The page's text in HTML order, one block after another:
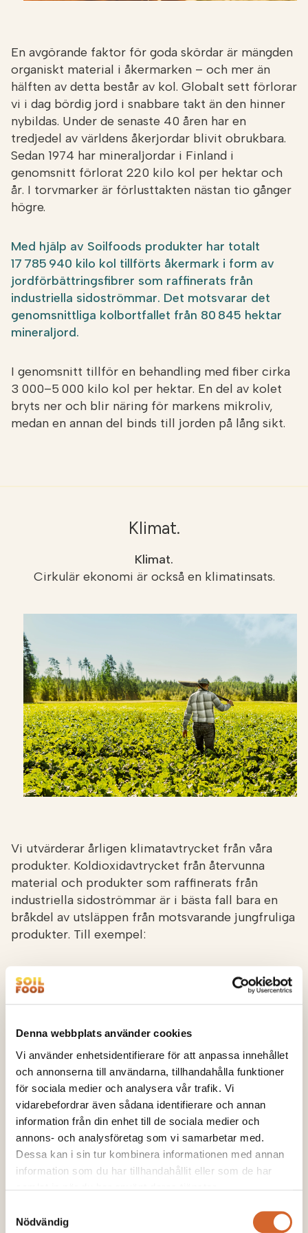
Denna webbplats använder cookies
Vi använder enhetsidentifierare för att anpassa innehållet
och annonserna till användarna, tillhandahålla funktioner
för sociala medier och analysera vår trafik. Vi
vidarebefordrar även sådana identifierare och annan
information från din enhet till de sociala medier och
annons- och analysföretag som vi samarbetar med.
Dessa kan i sin tur kombinera informationen med annan
information som du har tillhandahållit eller som de har
Nödvändig
En avgörande faktor för goda skördar är mängden
organiskt material i åkermarken – och mer än
hälften av detta består av kol. Globalt sett förlorar
vi i dag bördig jord i snabbare takt än den hinner
nybildas. Under de senaste 40 åren har en
tredjedel av världens åkerjordar blivit obrukbara.
Sedan 1974 har mineraljordar i Finland i
genomsnitt förlorat 220 kilo kol per hektar och
år. I torvmarker är förlusttakten nästan tio gånger
högre.
Med hjälp av Soilfoods produkter har totalt
17 785 940 kilo kol tillförts åkermark i form av
jordförbättringsfibrer som raffinerats från
industriella sidoströmmar. Det motsvarar det
genomsnittliga kolbortfallet från 80 845 hektar
mineraljord.
I genomsnitt tillför en behandling med fiber cirka
3 000–5 000 kilo kol per hektar. En del av kolet
bryts ner och blir näring för markens mikroliv,
medan en annan del binds till jorden på lång sikt.
Klimat.
Klimat.
Cirkulär ekonomi är också en klimatinsats.
Vi utvärderar årligen klimatavtrycket från våra
produkter. Koldioxidavtrycket från återvunna
material och produkter som raffinerats från
industriella sidoströmmar är i bästa fall bara en
bråkdel av utsläppen från motsvarande jungfruliga
produkter. Till exempel:
Soilfood Effekt kalk: 19 kg CO2-ekv. per ton
produkt
Soilfood Newera Active Lime: 20 kg CO2-ekv.
per ton produkt
Soilfood Boost NPKS-gödsel: 55 kg CO2-ekv.
per ton produkt
Soilfood Jorförbättringsfiber: 11 kg CO2-ekv.
per ton produkt
uppgick 2024 till totalt 3 262 ton CO₂-ekv.